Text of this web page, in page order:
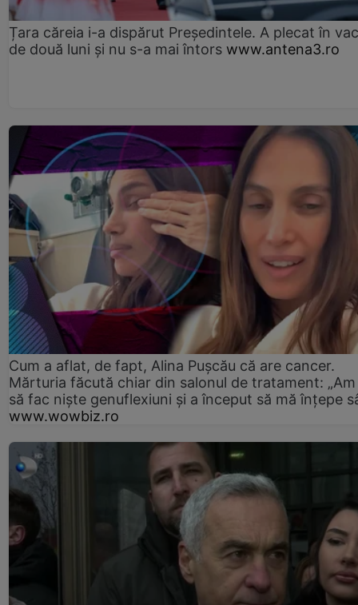
Țara căreia i-a dispărut Președintele. A plecat în
de două luni și nu s-a mai întors www.antena3.ro
Cum a aflat, de fapt, Alina Pușcău că are cancer.
Mărturia făcută chiar din salonul de tratament:
să fac niște genuflexiuni și a început să mă înțepe
www.wowbiz.ro